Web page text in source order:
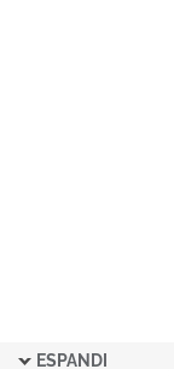
ESPANDI